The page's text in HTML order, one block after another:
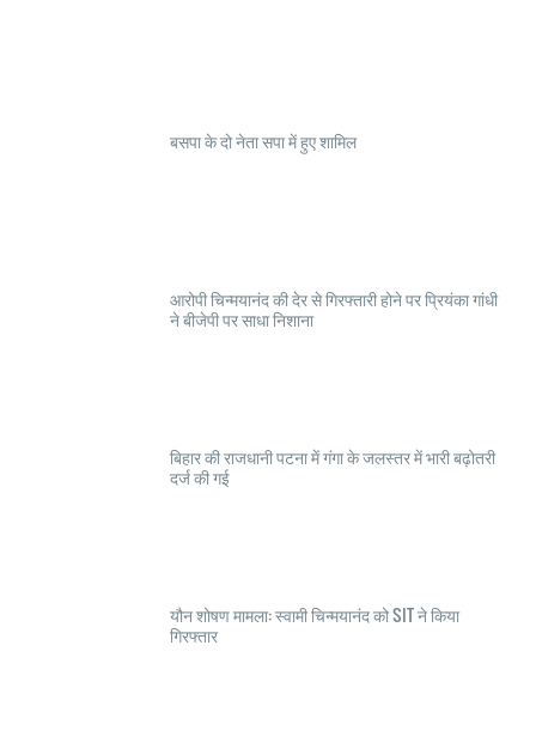
बसपा के दो नेता सपा में हुए शामिल
आरोपी चिन्मयानंद की देर से गिरफ्तारी होने पर प्रियंका गांधी
ने बीजेपी पर साधा निशाना
बिहार की राजधानी पटना में गंगा के जलस्तर में भारी बढ़ोतरी
दर्ज की गई
यौन शोषण मामला: स्वामी चिन्मयानंद को SIT ने किया
गिरफ्तार